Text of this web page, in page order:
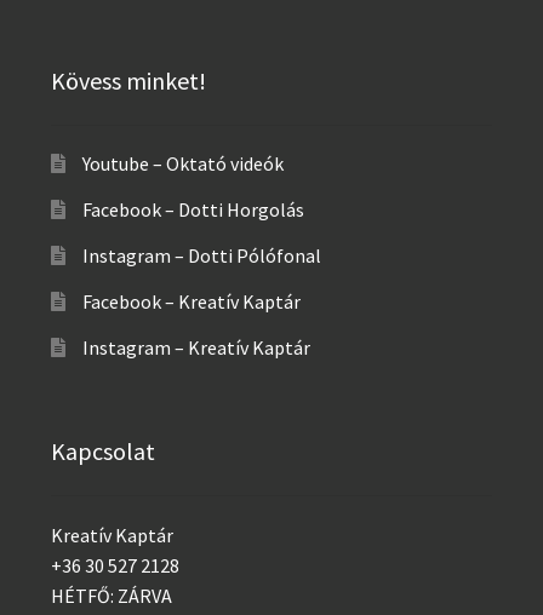
Kövess minket!
Youtube – Oktató videók
Facebook – Dotti Horgolás
Instagram – Dotti Pólófonal
Facebook – Kreatív Kaptár
Instagram – Kreatív Kaptár
Kapcsolat
Kreatív Kaptár
+36 30 527 2128
HÉTFŐ: ZÁRVA